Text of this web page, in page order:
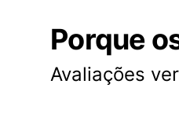
Porque
Avaliações